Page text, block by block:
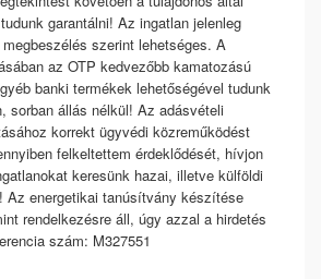
garantálni! Az ingatlan jelenleg
szerint lehetséges. A
az OTP kedvezőbb kamatozású
banki termékek lehetőségével tudunk
sorban állás nélkül! Az adásvételi
korrekt ügyvédi közreműködést
felkeltettem érdeklődését, hívjon
keresünk hazai, illetve külföldi
Az energetikai tanúsítvány készítése
rendelkezésre áll, úgy azzal a hirdetés
szám: M327551